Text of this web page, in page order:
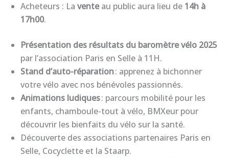
Acheteurs : La venteau public aura lieu de 14h à
17h00.
Présentation des résultats du baromètre vélo 2025
par l’association Paris en Selle à 11H.
Stand d’auto-réparation: apprenez à bichonner
votre vélo avec nos bénévoles passionnés.
Animations ludiques: parcours mobilité pour les
enfants, chamboule-tout à vélo, BMXeur pour
découvrir les bienfaits du vélo sur la santé.
Découverte des associations partenaires Paris en
Selle, Cocyclette et la Staarp.